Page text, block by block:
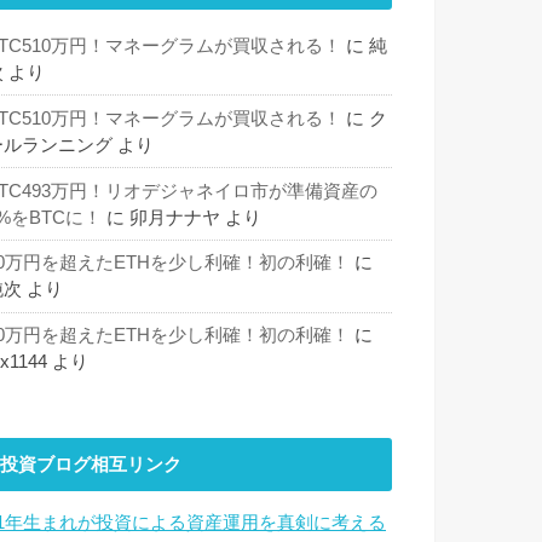
万円！マネーグラムが買収される！ に 純
より
万円！マネーグラムが買収される！ に ク
ルランニング より
万円！リオデジャネイロ市が準備資産の
をBTCに！
に 卯月ナナヤ より
万円を超えたETHを少し利確！初の利確！
に
より
万円を超えたETHを少し利確！初の利確！
に
より
投資ブログ相互リンク
年生まれが投資による資産運用を真剣に考える